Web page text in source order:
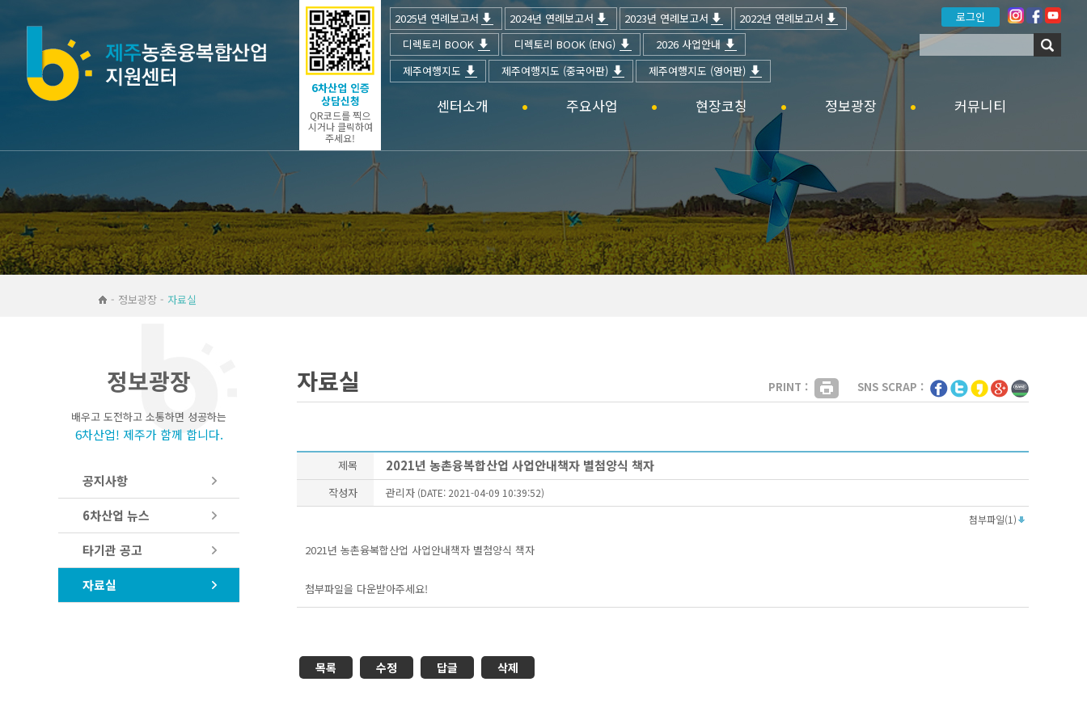
6차산업 인증
상담신청
QR코드를 찍으
시거나 클릭하여
주세요!
2025년 연례보고서 2024년 연례보고서 2023년 연례보고서 2022년 연례보고서
로그인
디렉토리 BOOK
디렉토리 BOOK (ENG)
2026 사업안내
제주여행지도
제주여행지도 (중국어판) 제주여행지도 (영어판)
센터소개
인사말
비전 및 목표
연혁
조직도
주요사업
현장코칭
안테나숍
현장코칭
지원신청
지원확인
정보광장
공지사항
6차산업 뉴스
타기관 공고
자료실
커뮤니티
갤러리
홍보영상
- 정보광장 - 자료실
정보광장
배우고 도전하고 소통하면 성공하는
6차산업! 제주가 함께 합니다.
공지사항
6차산업 뉴스
타기관 공고
자료실
자료실 PRINT : SNS SCRAP :
제목 2021년 농촌융복합산업 사업안내책자 별첨양식 책자
작성자 관리자 (DATE: 2021-04-09 10:39:52)
첨부파일(1)
2021년 농촌융복합산업 사업안내책자 별첨양식 책자
첨부파일을 다운받아주세요!
목록 수정 답글 삭제